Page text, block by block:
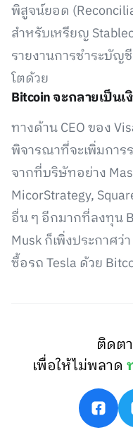
พิสูจน์ยอด
สำหรับเหรียญ
รายงานการชำระบัญ
โตด้วย
Bitcoin จะกลายเป็น
ทางด้าน CEO ของ
พิจารณาที่จะเพิ่มการ
จากที่บริษัทอย่าง
MicorStrategy,
อื่น ๆ อีกมากที่ลงทุน
Musk ก็เพิ่งประกาศว่
ซื้อรถ Tesla ด้วย
ติดต
เพื่อให้ไม่พลาด